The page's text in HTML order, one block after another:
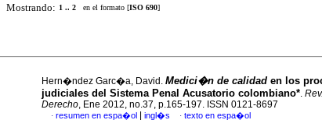
Mostrando: 1 .. 2 en el formato [ISO 690]
Hern�ndez Garc�a, David. Medici�n de calidad en los
judiciales del Sistema Penal Acusatorio colombiano*. Rev.
Derecho, Ene 2012, no.37, p.165-197. ISSN 0121-8697
· resumen en espa�ol ingl�s · texto en espa�ol